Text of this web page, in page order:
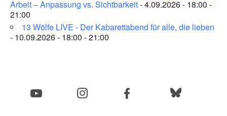
Arbeit – Anpassung vs. Sichtbarkeit- 4.09.2026 - 18:00 -
21:00
13 Wölfe LIVE - Der Kabarettabend für alle, die lieben
- 10.09.2026 - 18:00 - 21:00